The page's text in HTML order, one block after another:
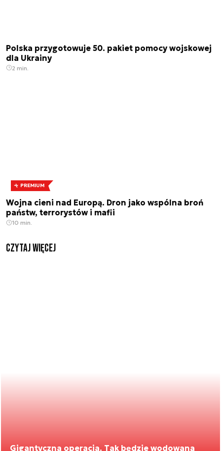
Polska przygotowuje 50. pakiet pomocy wojskowej
dla Ukrainy
2 min.
PREMIUM
Wojna cieni nad Europą. Dron jako wspólna broń
państw, terrorystów i mafii
10 min.
czytaj więcej
Gigantyczna operacja. Tak będzie wodowana